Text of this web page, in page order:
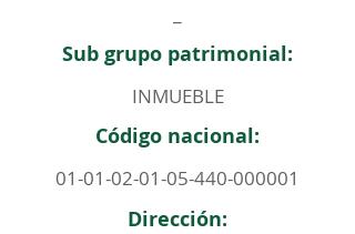
Sub grupo patrimonial:
INMUEBLE
Código nacional:
01-01-02-01-05-440-000001
Dirección: